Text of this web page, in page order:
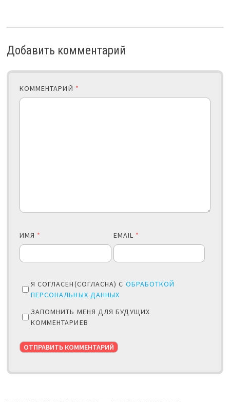
Добавить комментарий
КОММЕНТАРИЙ *
ИМЯ * EMAIL *
Я СОГЛАСЕН(СОГЛАСНА) С ОБРАБОТКОЙ
ПЕРСОНАЛЬНЫХ ДАННЫХ
ЗАПОМНИТЬ МЕНЯ ДЛЯ БУДУЩИХ
КОММЕНТАРИЕВ